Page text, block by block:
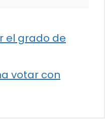
el grado de
votar con